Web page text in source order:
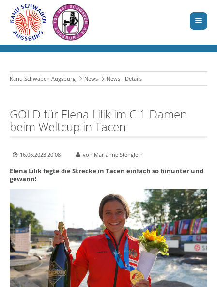
Kanu Schwaben Augsburg News News - Details
GOLD für Elena Lilik im C 1 Damen
beim Weltcup in Tacen
16.06.2023 20:08 von Marianne Stenglein
Elena Lilik fegte die Strecke in Tacen einfach so hinunter und
gewann!